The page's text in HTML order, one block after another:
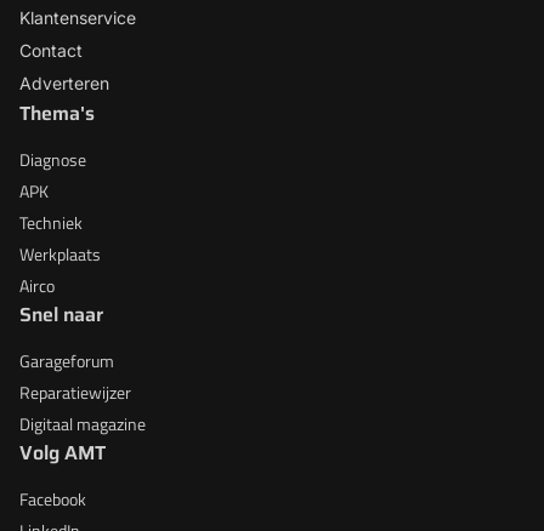
Klantenservice
Contact
Adverteren
Thema's
Diagnose
APK
Techniek
Werkplaats
Airco
Snel naar
Garageforum
Reparatiewijzer
Digitaal magazine
Volg AMT
Facebook